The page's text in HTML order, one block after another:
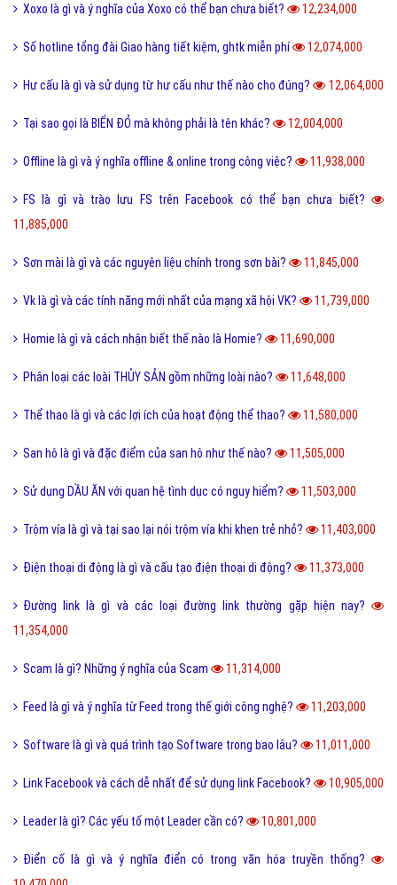
Xoxo là gì và ý nghĩa của Xoxo có thể bạn chưa biết? 12,234,000
Số hotline tổng đài Giao hàng tiết kiệm, ghtk miễn phí 12,074,000
Hư cấu là gì và sử dụng từ hư cấu như thế nào cho đúng? 12,064,000
Tại sao gọi là BIỂN ĐỎ mà không phải là tên khác? 12,004,000
Offline là gì và ý nghĩa offline & online trong công việc? 11,938,000
FS là gì và trào lưu FS trên Facebook có thể bạn chưa biết?
11,885,000
Sơn mài là gì và các nguyên liệu chính trong sơn bài? 11,845,000
Vk là gì và các tính năng mới nhất của mạng xã hội VK? 11,739,000
Homie là gì và cách nhận biết thế nào là Homie? 11,690,000
Phân loại các loài THỦY SẢN gồm những loài nào? 11,648,000
Thể thao là gì và các lợi ích của hoạt động thể thao? 11,580,000
San hô là gì và đặc điểm của san hô như thế nào? 11,505,000
Sử dụng DẦU ĂN với quan hệ tình dục có nguy hiểm? 11,503,000
Trộm vía là gì và tại sao lại nói trộm vía khi khen trẻ nhỏ? 11,403,000
Điện thoại di động là gì và cấu tạo điện thoại di động? 11,373,000
Đường link là gì và các loại đường link thường gặp hiện nay?
11,354,000
Scam là gì? Những ý nghĩa của Scam 11,314,000
Feed là gì và ý nghĩa từ Feed trong thế giới công nghệ? 11,203,000
Software là gì và quá trình tạo Software trong bao lâu? 11,011,000
Link Facebook và cách dễ nhất để sử dụng link Facebook? 10,905,000
Leader là gì? Các yếu tố một Leader cần có? 10,801,000
Điển cố là gì và ý nghĩa điển có trong văn hóa truyền thống?